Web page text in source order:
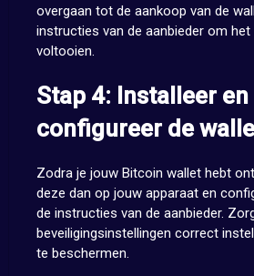
overgaan tot de aankoop van de
instructies van de aanbieder om
voltooien.
Stap 4: Installeer en
configureer de
Zodra je jouw Bitcoin wallet hebt
deze dan op jouw apparaat en
de instructies van de aanbieder.
beveiligingsinstellingen correct
te beschermen.